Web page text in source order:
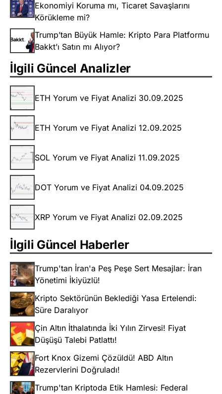
Ekonomiyi Koruma mı, Ticaret Savaşlarını
Körükleme mi?
Trump’tan Büyük Hamle: Kripto Para Platformu
Bakkt’ı Satın mı Alıyor?
İlgili Güncel Analizler
ETH Yorum ve Fiyat Analizi 30.09.2025
ETH Yorum ve Fiyat Analizi 12.09.2025
SOL Yorum ve Fiyat Analizi 11.09.2025
DOT Yorum ve Fiyat Analizi 04.09.2025
XRP Yorum ve Fiyat Analizi 02.09.2025
İlgili Güncel Haberler
Trump'tan İran'a Peş Peşe Sert Mesajlar: İran
Yönetimi İkiyüzlü!
Kripto Sektörünün Beklediği Yasa Ertelendi:
Süre Daralıyor
Çin Altın İthalatında İki Yılın Zirvesi! Fiyat
Düşüşü Talebi Patlattı!
Fort Knox Gizemi Çözüldü! ABD Altın
Rezervlerini Doğruladı!
Trump'tan Kriptoda Etik Hamlesi: Federal